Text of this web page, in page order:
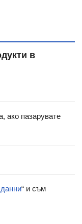
в
ако пазарувате
“ и съм